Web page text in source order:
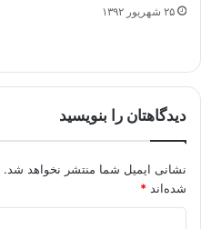
۲۵ شهریور ۱۳۹۲
دیدگاهتان را بنویسید
نشانی ایمیل شما منتشر نخواهد شد.
شده‌اند *